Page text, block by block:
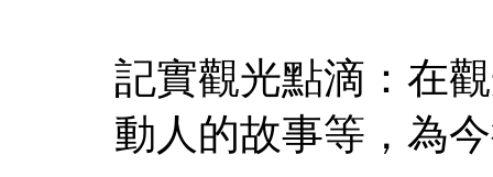
記實觀光點滴：在
動人的故事等，為